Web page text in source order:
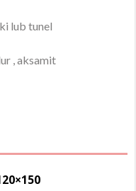
lub tunel
, aksamit